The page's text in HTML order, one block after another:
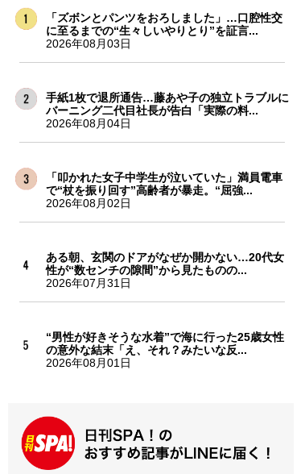
「ズボンとパンツをおろしました」…口腔性交
に至るまでの“生々しいやりとり”を証言...
2026年08月03日
手紙1枚で退所通告…藤あや子の独立トラブルに
バーニング二代目社長が告白「実際の料...
2026年08月04日
「叩かれた女子中学生が泣いていた」満員電車
で“杖を振り回す”高齢者が暴走。“屈強...
2026年08月02日
ある朝、玄関のドアがなぜか開かない…20代女
性が“数センチの隙間”から見たものの...
2026年07月31日
“男性が好きそうな水着”で海に行った25歳女性
の意外な結末「え、それ？みたいな反...
2026年08月01日